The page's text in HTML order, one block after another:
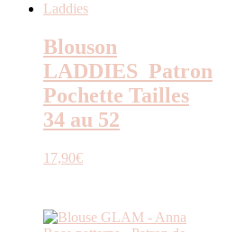
Blouson
LADDIES_Patron
Pochette Tailles
34 au 52
17,90€